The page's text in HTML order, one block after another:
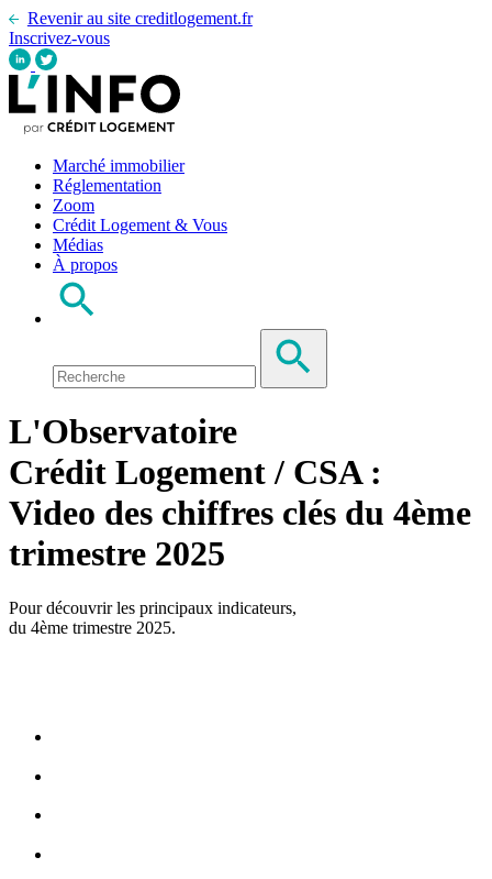
Revenir au site creditlogement.fr
Inscrivez-vous
Marché immobilier
Réglementation
Zoom
Crédit Logement & Vous
Médias
À propos
L'Observatoire
Crédit Logement / CSA :
Video des chiffres clés du 4ème
trimestre 2025
Pour découvrir les principaux indicateurs,
du 4ème trimestre 2025.